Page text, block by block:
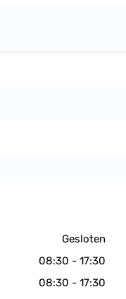
Gesloten
08:30 - 17:30
08:30 - 17:30